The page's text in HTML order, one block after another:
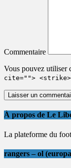
Commentaire
Vous pouvez utiliser
cite=""> <strike>
À propos de Le
La plateforme du
rangers – ol